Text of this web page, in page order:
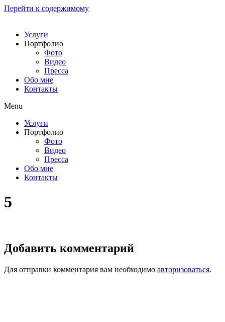
Перейти к содержимому
Услуги
Портфолио
Фото
Видео
Пресса
Обо мне
Контакты
Menu
Услуги
Портфолио
Фото
Видео
Пресса
Обо мне
Контакты
5
Добавить комментарий
Для отправки комментария вам необходимо авторизоваться.